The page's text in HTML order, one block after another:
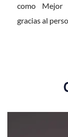
como Mejor
gracias al